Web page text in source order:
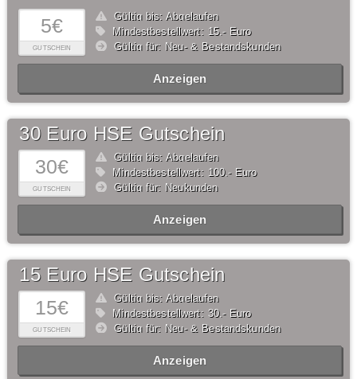
5€
GUTSCHEIN
Gültig bis: Abgelaufen
Mindestbestellwert: 15,- Euro
Gültig für: Neu- & Bestandskunden
Anzeigen
30€
GUTSCHEIN
30 Euro HSE Gutschein
Gültig bis: Abgelaufen
Mindestbestellwert: 100,- Euro
Gültig für: Neukunden
Anzeigen
15€
GUTSCHEIN
15 Euro HSE Gutschein
Gültig bis: Abgelaufen
Mindestbestellwert: 30,- Euro
Gültig für: Neu- & Bestandskunden
Anzeigen